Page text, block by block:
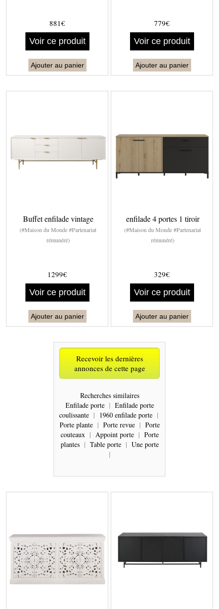
881€
Voir ce produit
Ajouter au panier
779€
Voir ce produit
Ajouter au panier
Buffet enfilade vintage
(#Maison du Monde #Partenariat
rémunéré)
1299€
Voir ce produit
Ajouter au panier
enfilade 4 portes 1 tiroir
(#Maison du Monde #Partenariat
rémunéré)
329€
Voir ce produit
Ajouter au panier
Recevoir les dernières
annonces de cette page
Recherches similaires
Enfilade porte | Enfilade porte
coulissante | 1960 enfilade porte |
Porte plante | Porte revue | Porte
couteaux | Appoint porte | Porte
plantes | Table porte | Une porte
|